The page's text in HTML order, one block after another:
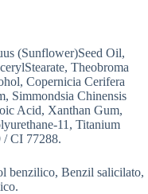
(Sunflower)Seed Oil,
Theobroma
Copernicia Cerifera
Simmondsia Chinensis
Acid, Xanthan Gum,
11, Titanium
CI 77288.
benzilico, Benzil salicilato,